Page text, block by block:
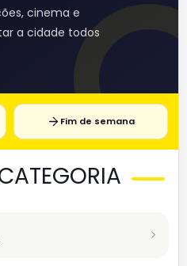
cinema e
a cidade todos
Fim de semana